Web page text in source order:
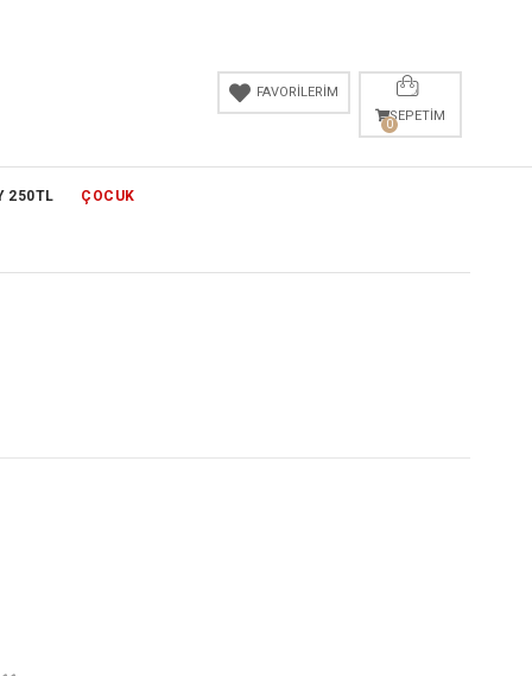
SEPETIM
0
FAVORİLERİM
250TL ÇOCUK